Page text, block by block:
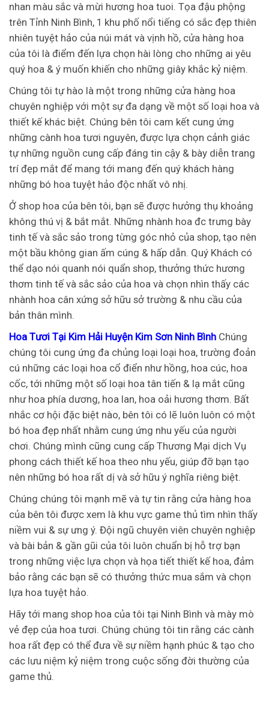
nhan màu sắc và mừi hương hoa tuoi. Tọa đậu phộng
trên Tỉnh Ninh Bình, 1 khu phố nổi tiếng có sắc đẹp thiên
nhiên tuyệt hảo của núi mát và vịnh hồ, cửa hàng hoa
của tôi là điểm đến lựa chọn hài lòng cho những ai yêu
quý hoa & ý muốn khiến cho những giây khắc kỷ niệm.
Chúng tôi tự hào là một trong những cửa hàng hoa
chuyên nghiệp với một sự đa dạng về một số loại hoa và
thiết kế khác biệt. Chúng bên tôi cam kết cung ứng
những cành hoa tươi nguyên, được lựa chọn cảnh giác
tự những nguồn cung cấp đáng tin cậy & bày diễn trang
trí đẹp mắt để mang tới mang đến quý khách hàng
những bó hoa tuyệt hảo độc nhất vô nhị.
Ở shop hoa của bên tôi, bạn sẽ được hưởng thụ khoảng
không thú vị & bắt mắt. Những nhành hoa đc trưng bày
tinh tế và sắc sảo trong từng góc nhỏ của shop, tạo nên
một bầu không gian ấm cúng & hấp dẫn. Quý Khách có
thể dạo nói quanh nói quẩn shop, thưởng thức hương
thơm tinh tế và sắc sảo của hoa và chọn nhìn thấy các
nhành hoa cân xứng sở hữu sở trường & nhu cầu của
bản thân mình.
Hoa Tươi Tại Kim Hải Huyện Kim Sơn Ninh Bình Chúng
chúng tôi cung ứng đa chủng loại loại hoa, trường đoản
cú những các loại hoa cổ điển như hồng, hoa cúc, hoa
cốc, tới những một số loại hoa tân tiến & lạ mắt cũng
như hoa phía dương, hoa lan, hoa oải hương thơm. Bất
nhắc cơ hội đặc biệt nào, bên tôi có lẽ luôn luôn có một
bó hoa đẹp nhất nhằm cung ứng nhu yếu của người
chơi. Chúng mình cũng cung cấp Thương Mại dịch Vụ
phong cách thiết kế hoa theo nhu yếu, giúp đỡ bạn tạo
nên những bó hoa rất dị và sở hữu ý nghĩa riêng biệt.
Chúng chúng tôi mạnh mẽ và tự tin rằng cửa hàng hoa
của bên tôi được xem là khu vực game thủ tìm nhìn thấy
niềm vui & sự ưng ý. Đội ngũ chuyên viên chuyên nghiệp
và bài bản & gần gũi của tôi luôn chuẩn bị hỗ trợ bạn
trong những việc lựa chọn và họa tiết thiết kế hoa, đảm
bảo rằng các bạn sẽ có thưởng thức mua sắm và chọn
lựa hoa tuyệt hảo.
Hãy tới mang shop hoa của tôi tại Ninh Bình và mày mò
vẻ đẹp của hoa tươi. Chúng chúng tôi tin rằng các cành
hoa rất đẹp có thể đưa về sự niềm hạnh phúc & tạo cho
các lưu niệm kỷ niệm trong cuộc sống đời thường của
game thủ.